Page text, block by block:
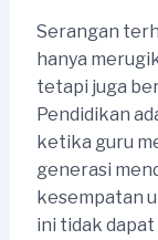
Serangan
hanya
tetapi juga
Pendidikan
ketika guru
generasi
kesempatan
ini tidak